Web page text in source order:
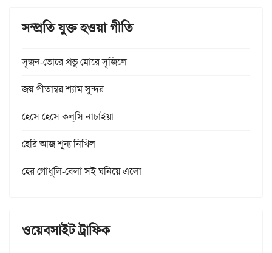
সম্প্রতি যুক্ত হওয়া গীতি
সৃজন-ভোরে প্রভু মোরে সৃজিলে
জয় পীতাম্বর শ্যাম সুন্দর
হেসে হেসে কল্‌সি নাচাইয়া
হেরি আজ শূন্য নিখিল
হের গোধূলি-বেলা সই ঘনিয়ে এলো
ওয়েবসাইট ট্রাফিক